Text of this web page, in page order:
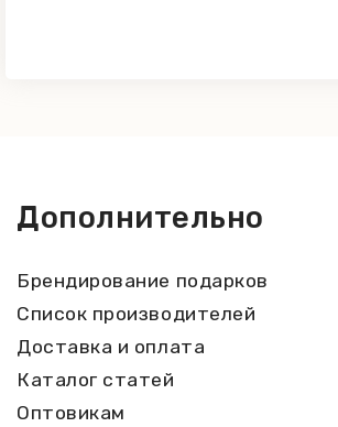
Дополнительно
Брендирование подарков
Список производителей
Доставка и оплата
Каталог статей
Оптовикам